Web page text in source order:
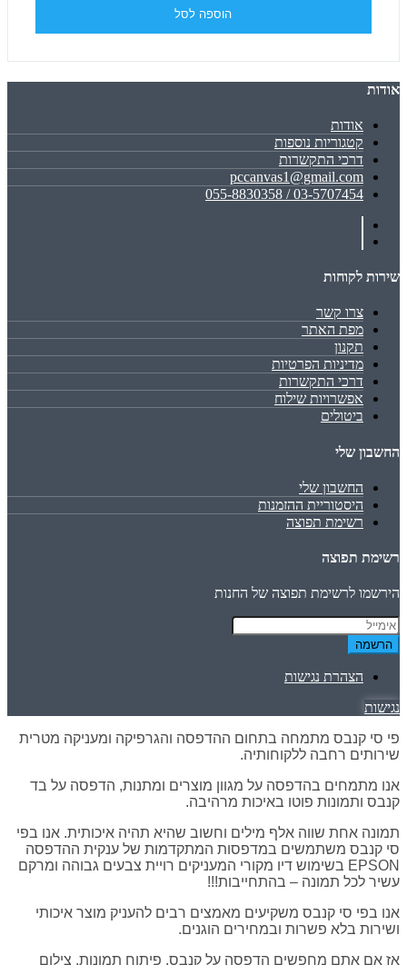
הוספה לסל
אודות
אודות
קטגוריות נוספות
דרכי התקשרות
pccanvas1@gmail.com
03-5707454 / 055-8830358
שירות לקוחות
צרו קשר
מפת האתר
תקנון
מדיניות הפרטיות
דרכי התקשרות
אפשרויות שילוח
ביטולים
החשבון שלי
החשבון שלי
היסטוריית ההזמנות
רשימת תפוצה
רשימת תפוצה
הירשמו לרשימת תפוצה של החנות
הרשמה
הצהרת נגישות
נגישות
פי סי קנבס מתמחה בתחום ההדפסה והגרפיקה ומעניקה מטרית
שירותים רחבה ללקוחותיה.
אנו מתמחים בהדפסה על מגוון מוצרים ומתנות, הדפסה על בד
קנבס ותמונות פוטו באיכות מרהיבה.
תמונה אחת שווה אלף מילים וחשוב שהיא תהיה איכותית. אנו בפי
סי קנבס משתמשים במדפסות המתקדמות של ענקית ההדפסה
EPSON בשימוש דיו מקורי המעניקים רויית צבעים גבוהה ומרקם
עשיר לכל תמונה – בהתחייבות!!!
אנו בפי סי קנבס משקיעים מאמצים רבים להעניק מוצר איכותי
ושירות בלא פשרות ובמחירים הוגנים.
אז אם אתם מחפשים הדפסה על קנבס, פיתוח תמונות, צילום